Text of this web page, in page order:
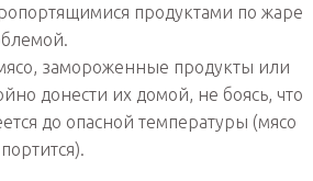
продуктами по жаре
замороженные продукты или
донести их домой, не боясь, что
до опасной температуры (мясо